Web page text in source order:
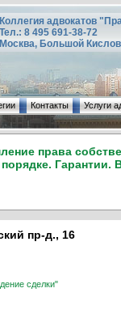
Коллегия адвокатов
Тел.: 8 495 691-38-72
Москва, Большой
Контакты Услуги
права
Гарантии.
пр-д., 16
сделки"